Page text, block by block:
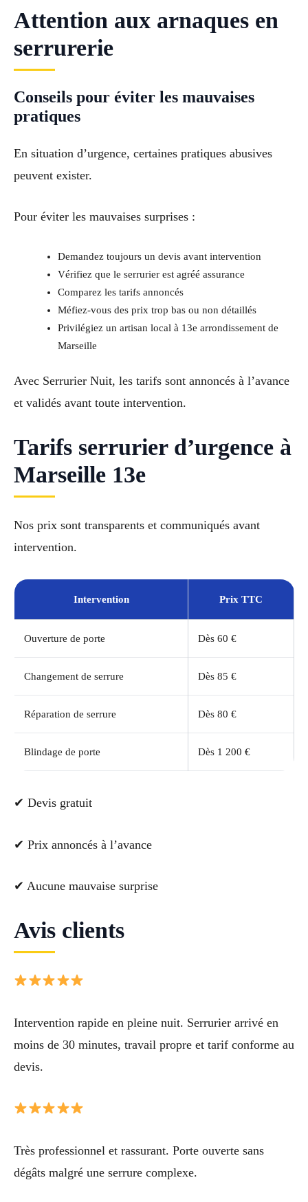
Attention aux arnaques en
serrurerie
Conseils pour éviter les mauvaises
pratiques
En situation d’urgence, certaines pratiques abusives
peuvent exister.
Pour éviter les mauvaises surprises :
Demandez toujours un devis avant intervention
Vérifiez que le serrurier est agréé assurance
Comparez les tarifs annoncés
Méfiez-vous des prix trop bas ou non détaillés
Privilégiez un artisan local à 13e arrondissement de
Marseille
Avec Serrurier Nuit, les tarifs sont annoncés à l’avance
et validés avant toute intervention.
Tarifs serrurier d’urgence à
Marseille 13e
Nos prix sont transparents et communiqués avant
intervention.
Intervention Prix TTC
Ouverture de porte Dès 60 €
Changement de serrure Dès 85 €
Réparation de serrure Dès 80 €
Blindage de porte Dès 1 200 €
✔ Devis gratuit
✔ Prix annoncés à l’avance
✔ Aucune mauvaise surprise
Avis clients
Intervention rapide en pleine nuit. Serrurier arrivé en
moins de 30 minutes, travail propre et tarif conforme au
devis.
Très professionnel et rassurant. Porte ouverte sans
dégâts malgré une serrure complexe.